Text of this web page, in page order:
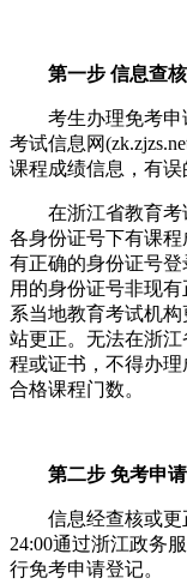
第一步 信息查核
考生办理免考申
考试信息网
课程成绩信息，有误
在浙江省教育考
各身份证号下有课程
有正确的身份证号
用的身份证号非现
系当地教育考试机
站更正。无法在浙
程或证书，不得办
合格课程门数。
第二步 免考申请
信息经查核或更正
24:00通过浙江政务
行免考申请登记。